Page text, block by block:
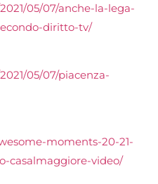
2021/05/07/anche-la-lega-
diritto-tv/
2021/05/07/piacenza-
moments-20-21-
casalmaggiore-video/